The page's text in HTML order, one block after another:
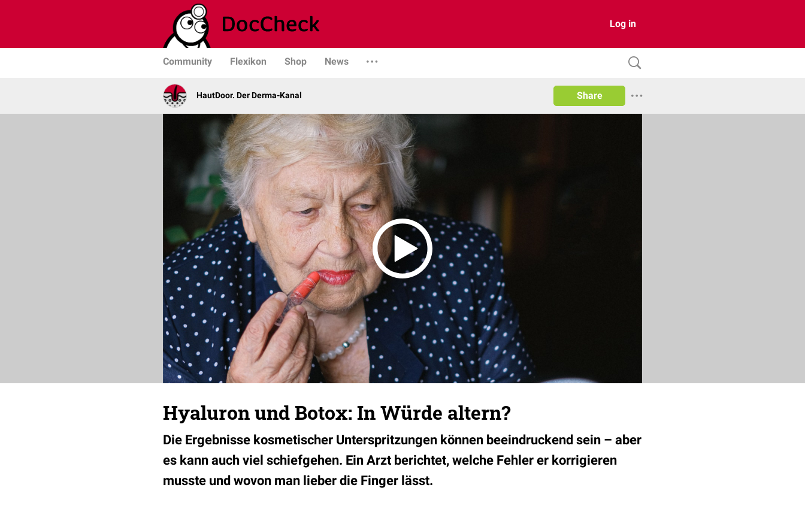
Log in
Community Flexikon Shop News
HautDoor. Der Derma-Kanal Share
Hyaluron und Botox: In Würde altern?
Die Ergebnisse kosmetischer Unterspritzungen können beeindruckend sein – aber
es kann auch viel schiefgehen. Ein Arzt berichtet, welche Fehler er korrigieren
musste und wovon man lieber die Finger lässt.